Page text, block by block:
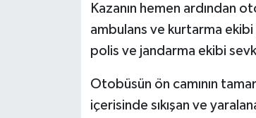
Kazanın hemen ardından
ambulans ve kurtarma ekibi
polis ve jandarma ekibi
Otobüsün ön camının
içerisinde sıkışan ve